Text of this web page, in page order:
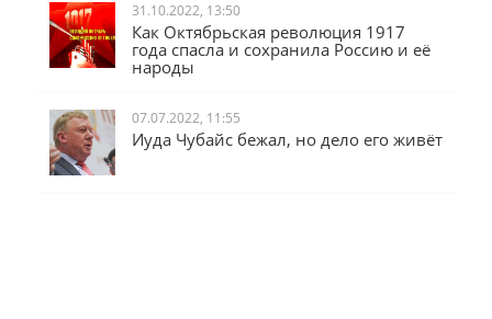
31.10.2022, 13:50
Как Октябрьская революция 1917
года спасла и сохранила Россию и её
народы
07.07.2022, 11:55
Иуда Чубайс бежал, но дело его живёт